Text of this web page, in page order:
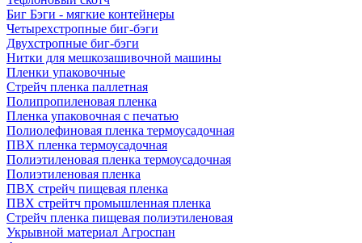
Биг Бэги - мягкие контейнеры
Четырехстропные биг-бэги
Двухстропные биг-бэги
Нитки для мешкозашивочной машины
Пленки упаковочные
Стрейч пленка паллетная
Полипропиленовая пленка
Пленка упаковочная с печатью
Полиолефиновая пленка термоусадочная
ПВХ пленка термоусадочная
Полиэтиленовая пленка термоусадочная
Полиэтиленовая пленка
ПВХ стрейч пищевая пленка
ПВХ стрейтч промышленная пленка
Стрейч пленка пищевая полиэтиленовая
Укрывной материал Агроспан